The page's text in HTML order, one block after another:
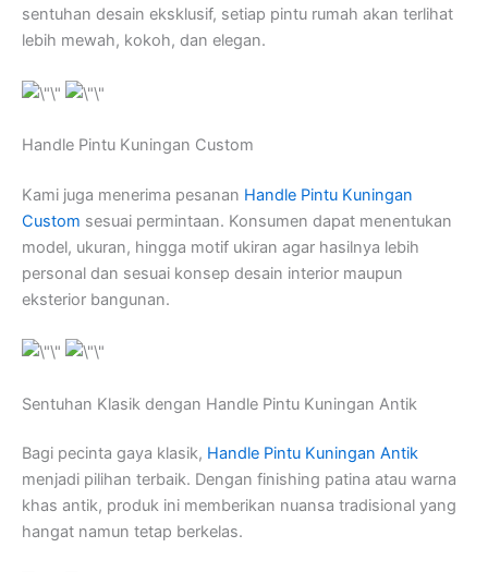
sentuhan desain eksklusif, setiap pintu rumah akan terlihat
lebih mewah, kokoh, dan elegan.
Handle Pintu Kuningan Custom
Kami juga menerima pesanan Handle Pintu Kuningan
Custom sesuai permintaan. Konsumen dapat menentukan
model, ukuran, hingga motif ukiran agar hasilnya lebih
personal dan sesuai konsep desain interior maupun
eksterior bangunan.
Sentuhan Klasik dengan Handle Pintu Kuningan Antik
Bagi pecinta gaya klasik, Handle Pintu Kuningan Antik
menjadi pilihan terbaik. Dengan finishing patina atau warna
khas antik, produk ini memberikan nuansa tradisional yang
hangat namun tetap berkelas.